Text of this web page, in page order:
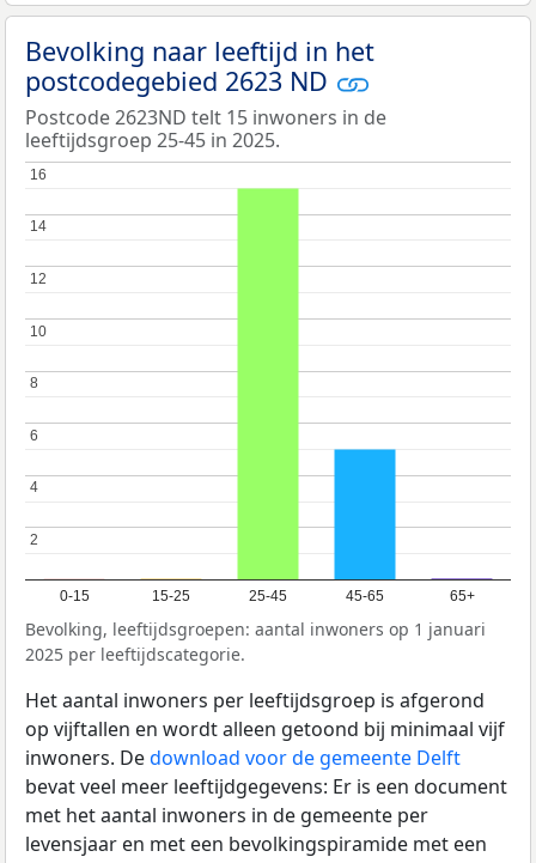
Bevolking naar leeftijd in het
postcodegebied 2623 ND
Postcode 2623ND telt 15 inwoners in de
leeftijdsgroep 25-45 in 2025.
0-15 15-25 25-45 45-65 65+
2
2
4
4
6
6
8
8
10
10
12
12
14
14
16
16
Bevolking, leeftijdsgroepen: aantal inwoners op 1 januari
2025 per leeftijdscategorie.
Het aantal inwoners per leeftijdsgroep is afgerond
op vijftallen en wordt alleen getoond bij minimaal vijf
inwoners. Dedownload voor de gemeente Delft
bevat veel meer leeftijdgegevens: Er is een document
met het aantal inwoners in de gemeente per
levensjaar en met een bevolkingspiramide met een